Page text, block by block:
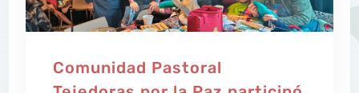
Comunidad Pastoral